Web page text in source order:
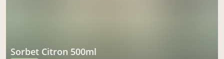
Sorbet Citron 500ml